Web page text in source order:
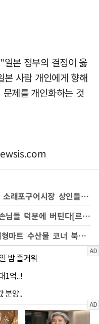
본 정부의 결정이 옳
본 사람 개인에게 향해
제를 개인화하는 것
“오염수 방류 아닌, 방사능 투기" 소래포구어시장 상인들 '한숨'[르포]
썰렁한 부산 자갈치시장, 외국인 손님들 덕분에 버틴다[르포]
[현장] 日오염수 방류 '디데이', 대형마트 수산물 코너 북적인 까닭